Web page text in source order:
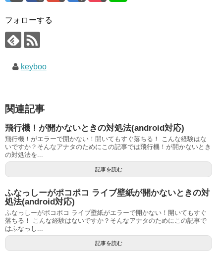
フォローする
keyboo
関連記事
飛行機！が開かないときの対処法(android対応)
飛行機！がエラーで開かない！開いてもすぐ落ちる！ こんな経験はな
いですか？そんなアナタのためにこの記事では飛行機！が開かないとき
の対処法を...
記事を読む
ふなっしーがポコポコ ライブ壁紙が開かないときの対
処法(android対応)
ふなっしーがポコポコ ライブ壁紙がエラーで開かない！開いてもすぐ
落ちる！ こんな経験はないですか？そんなアナタのためにこの記事で
はふなっし...
記事を読む